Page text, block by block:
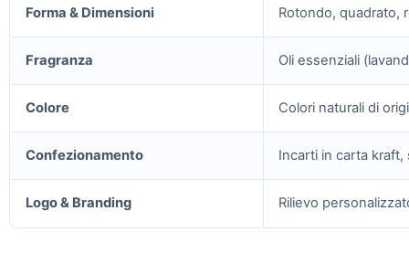
Forma & Dimensioni Rotondo, quadrato,
Fragranza Oli essenziali
Colore Colori naturali di
Confezionamento Incarti in carta
Logo & Branding Rilievo